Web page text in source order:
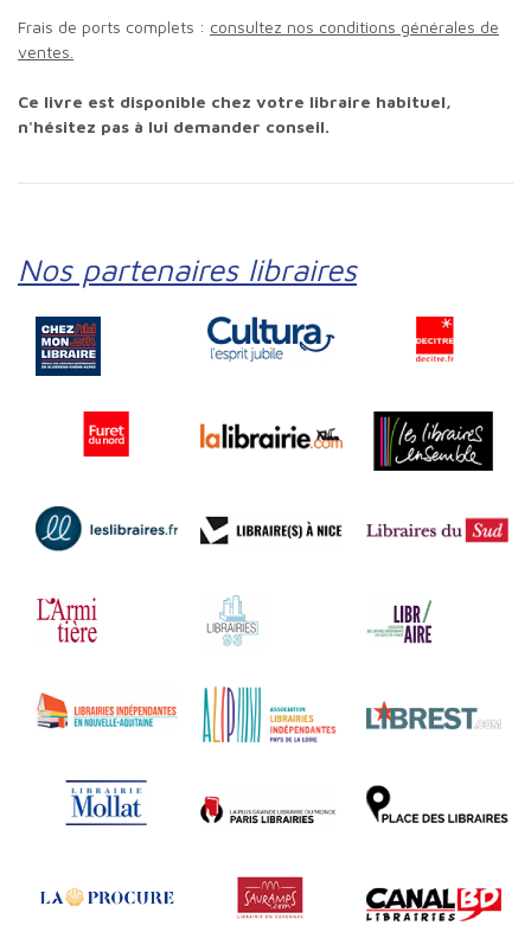
Frais de ports complets : consultez nos conditions générales de
ventes.
Ce livre est disponible chez votre libraire habituel,
n'hésitez pas à lui demander conseil.
Nos partenaires libraires